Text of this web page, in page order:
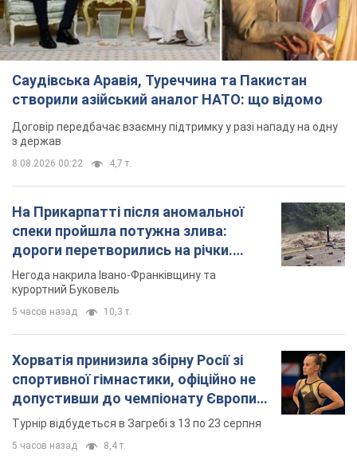
Саудівська Аравія, Туреччина та Пакистан
створили азійський аналог НАТО: що відомо
Договір передбачає взаємну підтримку у разі нападу на одну
з держав
8.08.2026 00:22 4,7 т.
На Прикарпатті після аномальної
спеки пройшла потужна злива:
дороги перетворились на річки.
Відео
Негода накрила Івано-Франківщину та
курортний Буковель
5 часов назад 10,3 т.
Хорватія принизила збірну Росії зі
спортивної гімнастики, офіційно не
допустивши до чемпіонату Європи
основних спортсменів
Турнір відбудеться в Загребі з 13 по 23 серпня
5 часов назад 8,4 т.